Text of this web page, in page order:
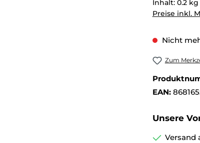
Inhalt: 0.2 kg
Preise inkl.
Nicht
Zum
EAN:
Unsere
Versand